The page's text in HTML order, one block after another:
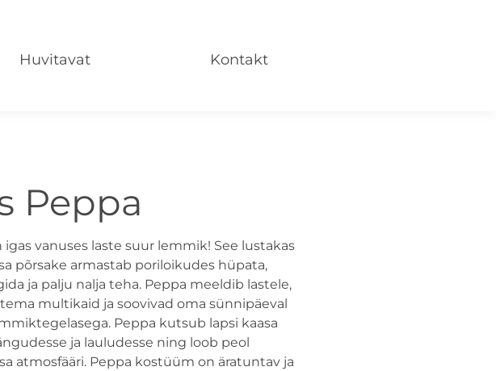
Huvitavat Kontakt
Peppa
igas vanuses laste suur lemmik! See lustakas
põrsake armastab poriloikudes hüpata,
ja palju nalja teha. Peppa meeldib lastele,
multikaid ja soovivad oma sünnipäeval
Peppa kutsub lapsi kaasa
ja lauludesse ning loob peol
atmosfääri. Peppa kostüüm on äratuntav ja